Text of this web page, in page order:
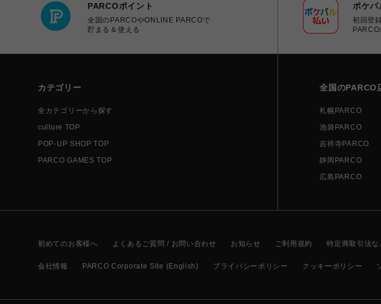
PARCOポイント
全国のPARCOやONLINE PARCOで
貯まる＆使える
ポケパ
初回登
カテゴリー
全カテゴリーから探す
culture TOP
POP-UP SHOP TOP
PARCO GAMES TOP
全国のPARCO
札幌PARCO
池袋PARCO
吉祥寺PARCO
静岡PARCO
広島PARCO
初めてのお客様へ よくあるご質問 / お問い合わせ お知らせ ご利用規約 特定商取引法
会社情報 PARCO Corporate Site (English) プライバシーポリシー クッキーポリシー